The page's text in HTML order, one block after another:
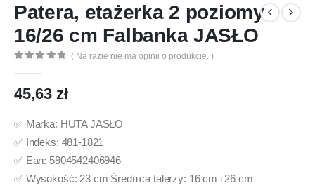
Patera, etażerka 2 poziomy
16/26 cm Falbanka JASŁO
( Na razie nie ma opinii o produkcie. )
45,63 zł
✅ Marka: HUTA JASŁO
✅ Indeks: 481-1821
✅ Ean: 5904542406946
✅ Wysokość: 23 cm Średnica talerzy: 16 cm i 26 cm